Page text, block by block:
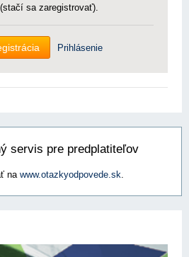
sa zaregistrovať).
Prihlásenie
servis pre predplatiteľov
na www.otazkyodpovede.sk.